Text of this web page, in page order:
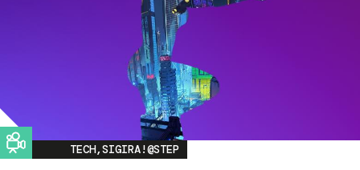
Image
TECH,SIGIRA!@STEP